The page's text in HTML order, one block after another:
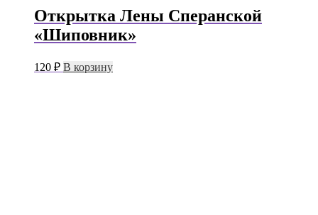
Открытка Лены Сперанской
«Шиповник»
120 ₽ В корзину